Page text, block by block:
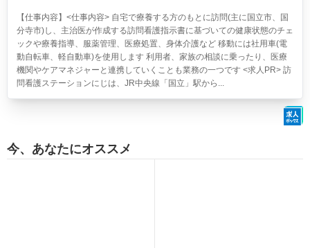
【仕事内容】<仕事内容> 自宅で療養する方のもとに訪問(主に国立市、国
分寺市)し、主治医が作成する訪問看護指示書に基づいての健康状態のチェ
ックや療養指導、服薬管理、医療処置、身体介護など 移動には社用車(電
動自転車、軽自動車)を使用します 利用者、家族の相談に乗ったり、医療
機関やケアマネジャーと連携していくことも業務の一つです <求人PR> 訪
問看護ステーションにじは、JR中央線「国立」駅から...
今、あなたにオススメ